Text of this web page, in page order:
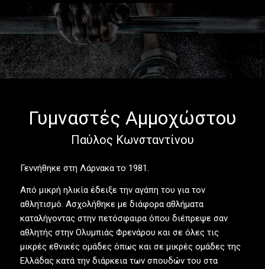
Γυμναστές Αμμοχώστου
Παύλος Κωνσταντίνου
Γεννήθηκε στη Λάρνακα το 1981.
Από μικρή ηλικία έδειξε την αγάπη του για τον
αθλητισμό. Ασχολήθηκε με διάφορα αθλήματα
καταλήγοντας στην πετόσφαιρα όπου διέπρεψε σαν
αθλητής στην Ολυμπιάς Φρενάρου και σε όλες τις
μικρές εθνικές ομάδες όπως και σε μικρές ομάδες της
Ελλάδας κατά την διάρκεια των σπουδών του στα